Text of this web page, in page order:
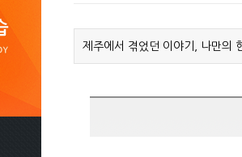
제주에서 겪었던 이야기, 나만의